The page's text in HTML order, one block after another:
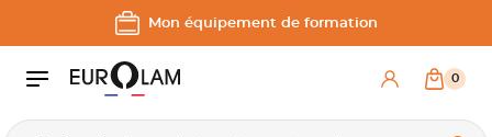
Aller au contenu
Aller à la navigation principale
Mon équipement de formation
0